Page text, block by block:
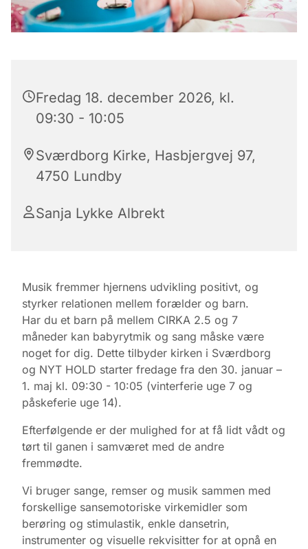
Fredag 18. december 2026, kl.
09:30 - 10:05
Sværdborg Kirke, Hasbjergvej 97,
4750 Lundby
Sanja Lykke Albrekt
Musik fremmer hjernens udvikling positivt, og
styrker relationen mellem forælder og barn.
Har du et barn på mellem CIRKA 2.5 og 7
måneder kan babyrytmik og sang måske være
noget for dig. Dette tilbyder kirken i Sværdborg
og NYT HOLD starter fredage fra den 30. januar –
1. maj kl. 09:30 - 10:05 (vinterferie uge 7 og
påskeferie uge 14).
Efterfølgende er der mulighed for at få lidt vådt og
tørt til ganen i samværet med de andre
fremmødte.
Vi bruger sange, remser og musik sammen med
forskellige sansemotoriske virkemidler som
berøring og stimulastik, enkle dansetrin,
instrumenter og visuelle rekvisitter for at opnå en